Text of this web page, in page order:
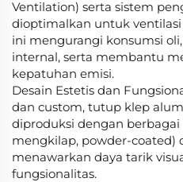
Ventilation) serta sistem
dioptimalkan untuk ventilasi
ini mengurangi konsumsi
internal, serta membantu
kepatuhan emisi.
Desain Estetis dan
dan custom, tutup klep
diproduksi dengan
mengkilap, powder-coated)
menawarkan daya tarik
fungsionalitas.